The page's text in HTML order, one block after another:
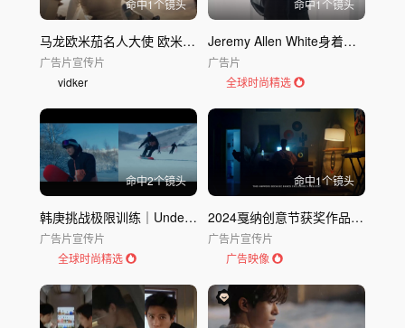
命中1个镜头
马龙欧米茄名人大使 欧米茄荣耀发布全新奥运广告宣传片
广告片宣传片
vidker
命中1个镜头
Jeremy Allen White身着定制Calvin Klein准备就绪｜C
广告片
全球时尚精选
命中2个镜头
韩庚挑战极限训练｜Under Armour运动
广告片宣传片
全球时尚精选
命中1个镜头
2024戛纳创意节获奖作品｜GAMER LOAN
广告片宣传片
广告映像